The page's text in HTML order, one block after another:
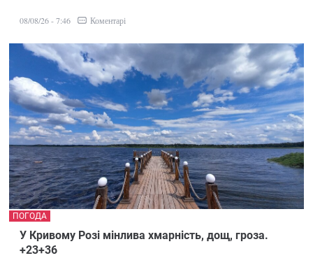
08/08/26 - 7:46 Коментарі
У Кривому Розі мінлива хмарність, дощ, гроза.
+23+36
ПОГОДА